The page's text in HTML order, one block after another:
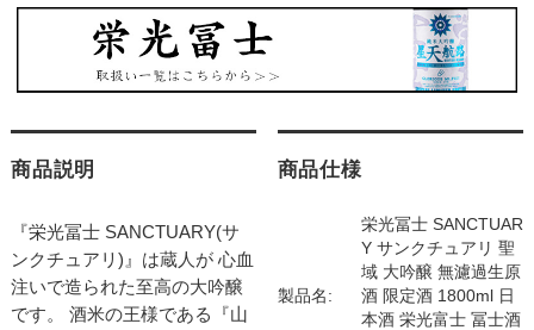
商品説明
『栄光冨士 SANCTUARY(サ
ンクチュアリ)』は蔵人が 心血
注いで造られた至高の大吟醸
です。 酒米の王様である『山
商品仕様
製品名:
栄光冨士 SANCTUAR
Y サンクチュアリ 聖
域 大吟醸 無濾過生原
酒 限定酒 1800ml 日
本酒 栄光富士 冨士酒